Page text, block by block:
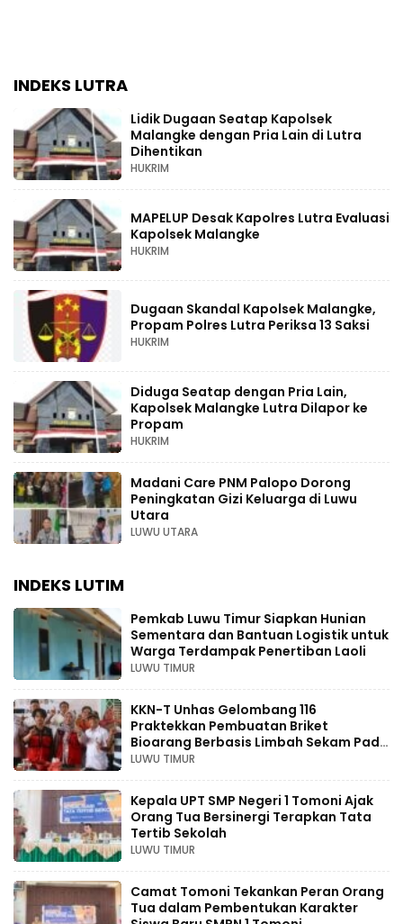
INDEKS LUTRA
Lidik Dugaan Seatap Kapolsek
Malangke dengan Pria Lain di Lutra
Dihentikan
HUKRIM
MAPELUP Desak Kapolres Lutra Evaluasi
Kapolsek Malangke
HUKRIM
Dugaan Skandal Kapolsek Malangke,
Propam Polres Lutra Periksa 13 Saksi
HUKRIM
Diduga Seatap dengan Pria Lain,
Kapolsek Malangke Lutra Dilapor ke
Propam
HUKRIM
Madani Care PNM Palopo Dorong
Peningkatan Gizi Keluarga di Luwu
Utara
LUWU UTARA
INDEKS LUTIM
Pemkab Luwu Timur Siapkan Hunian
Sementara dan Bantuan Logistik untuk
Warga Terdampak Penertiban Laoli
LUWU TIMUR
KKN-T Unhas Gelombang 116
Praktekkan Pembuatan Briket
Bioarang Berbasis Limbah Sekam Padi
di Wasuponda Lutim
LUWU TIMUR
Kepala UPT SMP Negeri 1 Tomoni Ajak
Orang Tua Bersinergi Terapkan Tata
Tertib Sekolah
LUWU TIMUR
Camat Tomoni Tekankan Peran Orang
Tua dalam Pembentukan Karakter